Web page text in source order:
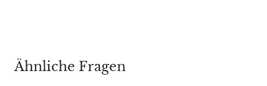
Ähnliche Fragen